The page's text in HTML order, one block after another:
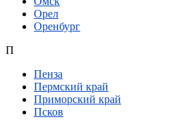
Орел
Оренбург
П
Пенза
Пермский край
Приморский край
Псков